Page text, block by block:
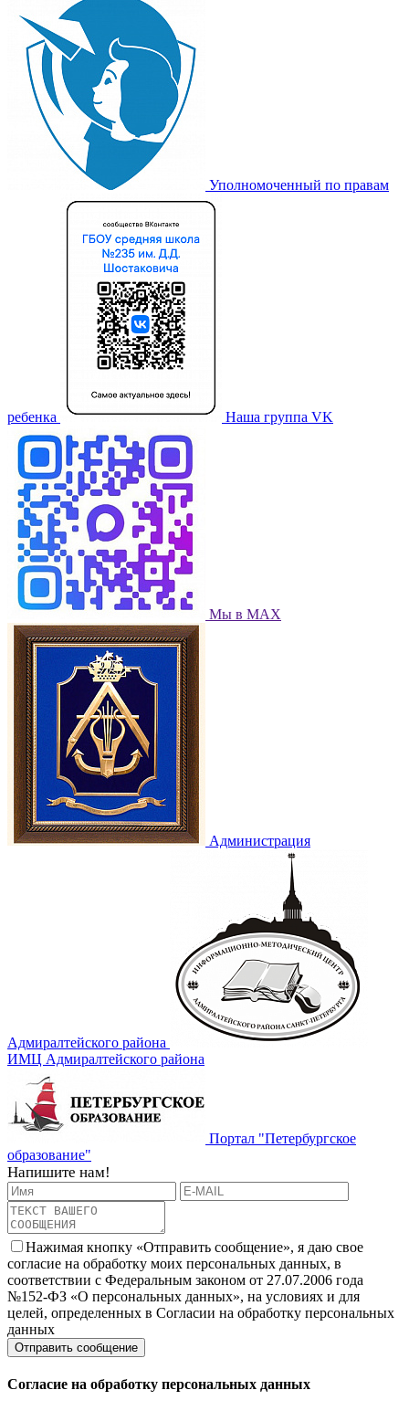
Уполномоченный по правам
ребенка Наша группа VK
Мы в МАХ
Администрация
Адмиралтейского района
ИМЦ Адмиралтейского района
Портал "Петербургское
образование"
Напишите нам!
Нажимая кнопку «Отправить сообщение», я даю свое
согласие на обработку моих персональных данных, в
соответствии с Федеральным законом от 27.07.2006 года
№152-ФЗ «О персональных данных», на условиях и для
целей, определенных в Согласии на обработку персональных
данных
Согласие на обработку персональных данных